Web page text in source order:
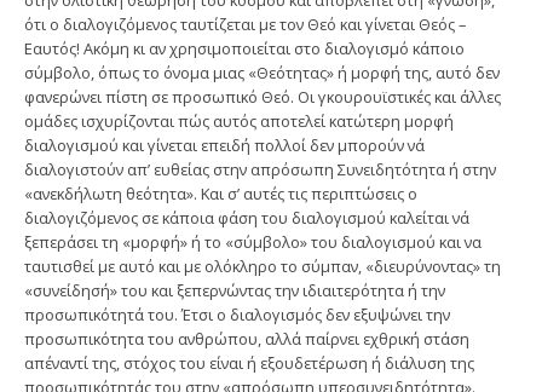
ότι ο διαλογιζόμενος ταυτίζεται με τον Θεό και γίνεται Θεός –
Εαυτός! Ακόμη κι αν χρησιμοποιείται στο διαλογισμό κάποιο
σύμβολο, όπως το όνομα μιας «Θεότητας» ή μορφή της, αυτό δεν
φανερώνει πίστη σε προσωπικό Θεό. Οι γκουρουϊστικές και άλλες
ομάδες ισχυρίζονται πώς αυτός αποτελεί κατώτερη μορφή
διαλογισμού και γίνεται επειδή πολλοί δεν μπορούν νά
διαλογιστούν απ’ ευθείας στην απρόσωπη Συνειδητότητα ή στην
«ανεκδήλωτη θεότητα». Και σ’ αυτές τις περιπτώσεις ο
διαλογιζόμενος σε κάποια φάση του διαλογισμού καλείται νά
ξεπεράσει τη «μορφή» ή το «σύμβολο» του διαλογισμού και να
ταυτισθεί με αυτό και με ολόκληρο το σύμπαν, «διευρύνοντας» τη
«συνείδησή» του και ξεπερνώντας την ιδιαιτερότητα ή την
προσωπικότητά του. Έτσι ο διαλογισμός δεν εξυψώνει την
προσωπικότητα του ανθρώπου, αλλά παίρνει εχθρική στάση
απέναντί της, στόχος του είναι ή εξουδετέρωση ή διάλυση της
προσωπικότητάς του στην «απρόσωπη υπερσυνειδητότητα».